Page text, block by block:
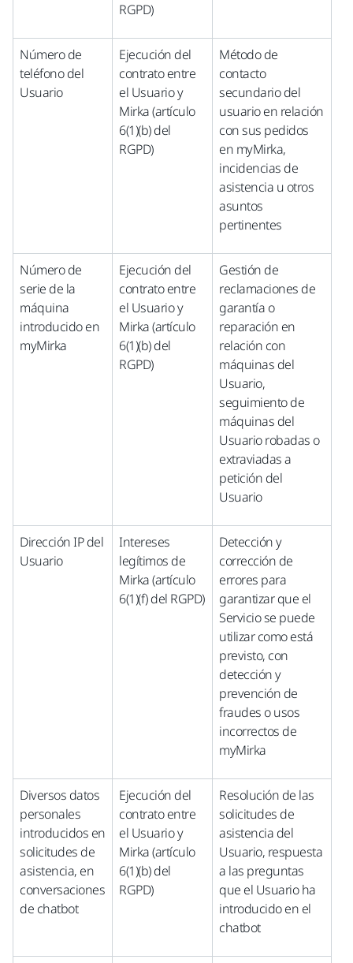
RGPD)
Número de
teléfono del
Usuario
Ejecución del
contrato entre
el Usuario y
Mirka (artículo
6(1)(b) del
RGPD)
Método de
contacto
secundario del
usuario en relación
con sus pedidos
en myMirka,
incidencias de
asistencia u otros
asuntos
pertinentes
Número de
serie de la
máquina
introducido en
myMirka
Ejecución del
contrato entre
el Usuario y
Mirka (artículo
6(1)(b) del
RGPD)
Gestión de
reclamaciones de
garantía o
reparación en
relación con
máquinas del
Usuario,
seguimiento de
máquinas del
Usuario robadas o
extraviadas a
petición del
Usuario
Dirección IP del
Usuario
Intereses
legítimos de
Mirka (artículo
6(1)(f) del RGPD)
Detección y
corrección de
errores para
garantizar que el
Servicio se puede
utilizar como está
previsto, con
detección y
prevención de
fraudes o usos
incorrectos de
myMirka
Diversos datos
personales
introducidos en
solicitudes de
asistencia, en
conversaciones
de chatbot
Ejecución del
contrato entre
el Usuario y
Mirka (artículo
6(1)(b) del
RGPD)
Resolución de las
solicitudes de
asistencia del
Usuario, respuesta
a las preguntas
que el Usuario ha
introducido en el
chatbot